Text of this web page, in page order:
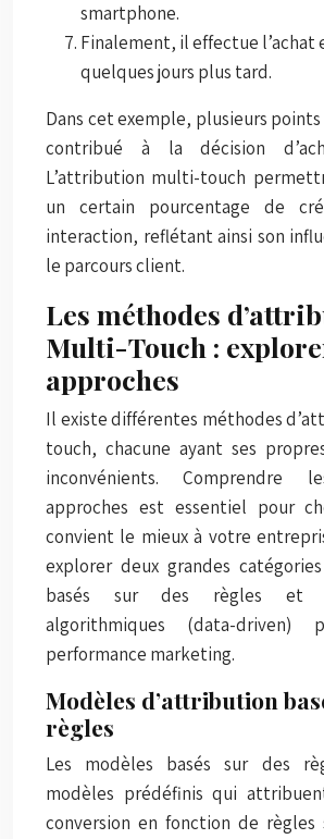
smartphone.
Finalement, il effectue l’achat
quelques jours plus tard.
Dans cet exemple, plusieurs
contribué à la décision
L’attribution multi-touch
un certain pourcentage de
interaction, reflétant ainsi son
le parcours client.
Les méthodes
Multi-Touch :
approches
Il existe différentes méthodes
touch, chacune ayant ses
inconvénients. Comprendre
approches est essentiel pour
convient le mieux à votre
explorer deux grandes
basés sur des règles et
algorithmiques (data-driven)
performance marketing.
Modèles d’attribution
règles
Les modèles basés sur des
modèles prédéfinis qui
conversion en fonction de règles